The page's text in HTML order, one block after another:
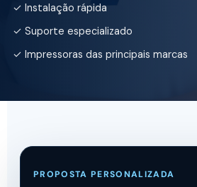
✓ Instalação rápida
✓ Suporte especializado
✓ Impressoras das principais marcas
PROPOSTA PERSONALIZADA